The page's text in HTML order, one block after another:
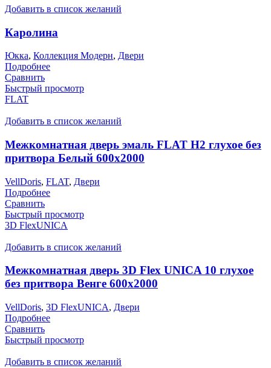
Добавить в список желаний
Каролина
Юкка, Коллекция Модерн, Двери
Подробнее
Сравнить
Быстрый просмотр
FLAT
Добавить в список желаний
Межкомнатная дверь эмаль FLAT H2 глухое без
притвора Белый 600х2000
VellDoris, FLAT, Двери
Подробнее
Сравнить
Быстрый просмотр
3D FlexUNICA
Добавить в список желаний
Межкомнатная дверь 3D Flex UNICA 10 глухое
без притвора Венге 600х2000
VellDoris, 3D FlexUNICA, Двери
Подробнее
Сравнить
Быстрый просмотр
Добавить в список желаний